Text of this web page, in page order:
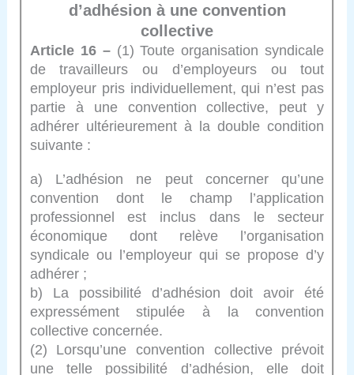
d’adhésion à une convention
collective
Article 16 –(1) Toute organisation syndicale
de travailleurs ou d’employeurs ou tout
employeur pris individuellement, qui n’est pas
partie à une convention collective, peut y
adhérer ultérieurement à la double condition
suivante :
a) L’adhésion ne peut concerner qu’une
convention dont le champ l’application
professionnel est inclus dans le secteur
économique dont relève l’organisation
syndicale ou l’employeur qui se propose d’y
adhérer ;
b) La possibilité d’adhésion doit avoir été
expressément stipulée à la convention
collective concernée.
(2) Lorsqu’une convention collective prévoit
une telle possibilité d’adhésion, elle doit